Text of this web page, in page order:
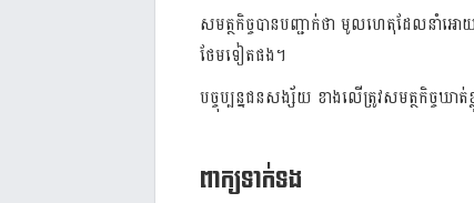
សមត្ថកិច្ចបានបញ្ជាក់ថា មូលហេតុដែលនាំអោ
ថែមទៀតផង។
បច្ចុប្បន្នជនសង្ស័យ ខាងលើត្រូវសមត្ថកិច្ចឃាត់
ពាក្យទាក់ទង